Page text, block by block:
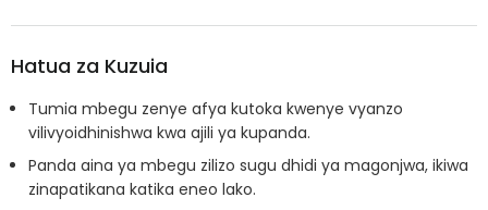
Hatua za Kuzuia
Tumia mbegu zenye afya kutoka kwenye vyanzo
vilivyoidhinishwa kwa ajili ya kupanda.
Panda aina ya mbegu zilizo sugu dhidi ya magonjwa, ikiwa
zinapatikana katika eneo lako.